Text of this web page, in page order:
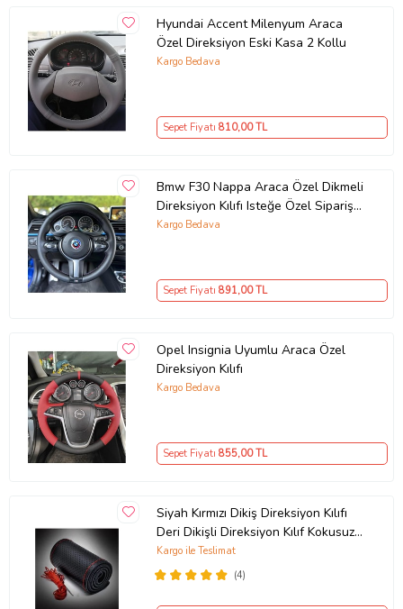
Hyundai Accent Milenyum Araca
Özel Direksiyon Eski Kasa 2 Kollu
Kargo Bedava
Sepet Fiyatı 810,00 TL
Bmw F30 Nappa Araca Özel Dikmeli
Direksiyon Kılıfı Isteğe Özel Sipariş
Yapmıyorum
Kargo Bedava
Sepet Fiyatı 891,00 TL
Opel Insignia Uyumlu Araca Özel
Direksiyon Kılıfı
Kargo Bedava
Sepet Fiyatı 855,00 TL
Siyah Kırmızı Dikiş Direksiyon Kılıfı
Deri Dikişli Direksiyon Kılıf Kokusuz
Kılıf
(4)
Kargo ile Teslimat